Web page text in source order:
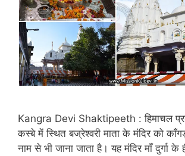
Kangra Devi Shaktipeeth : हिमाचल
कस्बे में स्थित बज्रेश्वरी माता के मंदिर को
नाम से भी जाना जाता है। यह मंदिर माँ दुर्गा के